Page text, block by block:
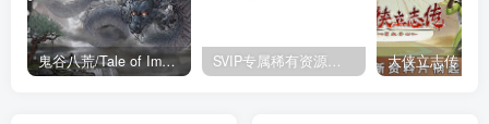
鬼谷八荒/Tale of Immortal v1.2.105.259|角色扮演|容量27.4GB|免安装绿色中文版 SVIP专属稀有资源下载 – 持续更新中